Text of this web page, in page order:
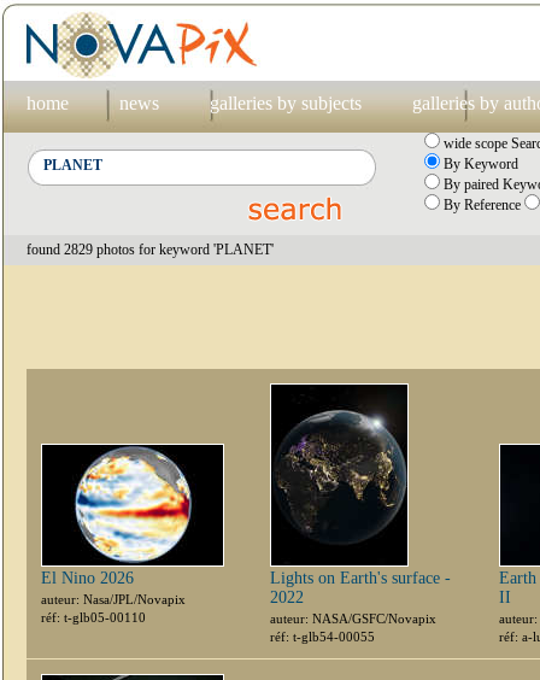
home news galleries by subjects galleries by
wide scope
By Keyword
By paired
By Reference
found 2829 photos for keyword 'PLANET'
El Nino 2026
auteur: Nasa/JPL/Novapix
réf: t-glb05-00110
Lights on Earth's surface -
2022
auteur: NASA/GSFC/Novapix
réf: t-glb54-00055
II
réf: a-